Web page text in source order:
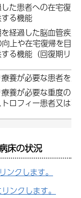
た患者への在宅復
る機能
経過した脳血管疾
上や在宅復帰を目
る機能（回復期リ
養が必要な患者を
養が必要な重度の
ロフィー患者又は
床の状況
クします。
ンクします。